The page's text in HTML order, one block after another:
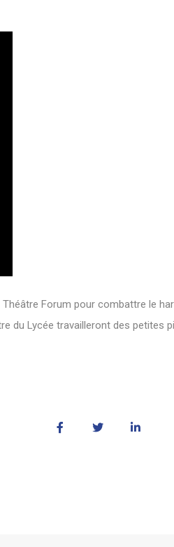
Forum pour combattre le
du Lycée travailleront des petites